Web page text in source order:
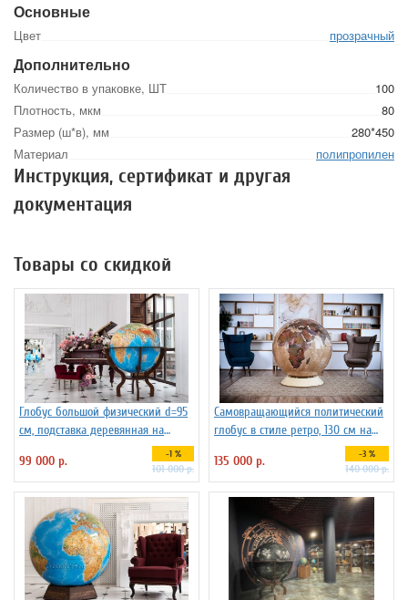
Основные
Цвет прозрачный
Дополнительно
Количество в упаковке, ШТ
100
Плотность, мкм
80
Размер (ш*в), мм
280*450
Материал
полипропилен
Инструкция, сертификат и другая
документация
Товары со скидкой
Глобус большой физический d=95
см, подставка деревянная на
99 000 р. -1 %
101 000 р.
Самовращающийся политический
глобус в стиле ретро, 130 см на
135 000 р. -3 %
140 000 р.